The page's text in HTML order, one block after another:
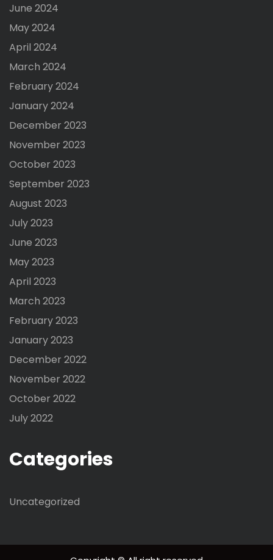
June 2024
May 2024
April 2024
March 2024
February 2024
January 2024
December 2023
November 2023
October 2023
September 2023
August 2023
July 2023
June 2023
May 2023
April 2023
March 2023
February 2023
January 2023
December 2022
November 2022
October 2022
July 2022
Categories
Uncategorized